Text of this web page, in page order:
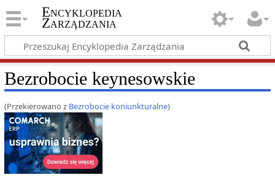
Encyklopedia
Zarządzania
Bezrobocie keynesowskie
(Przekierowano z Bezrobocie koniunkturalne)